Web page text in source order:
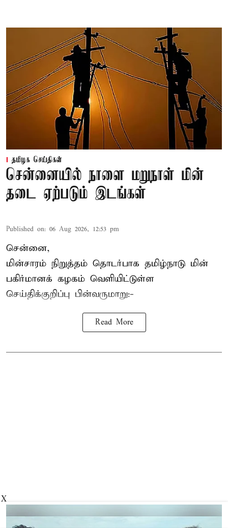
தமிழக செய்திகள்
சென்னையில் நாளை மறுநாள் மின்
தடை ஏற்படும் இடங்கள்
Published on: 06 Aug 2026, 12:53 pm
சென்னை,
மின்சாரம் நிறுத்தம் தொடர்பாக தமிழ்நாடு மின்
பகிர்மானக் கழகம் வெளியிட்டுள்ள
செய்திக்குறிப்பு பின்வருமாறு:-
Read More
X